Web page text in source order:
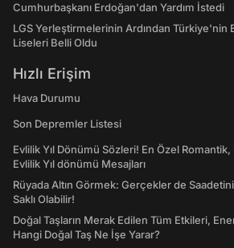
Cumhurbaşkanı Erdoğan'dan Yardım İstedi
LGS Yerleştirmelerinin Ardından Türkiye'nin
Liseleri Belli Oldu
Hızlı Erişim
Hava Durumu
Son Depremler Listesi
Evlilik Yıl Dönümü Sözleri! En Özel
Evlilik Yıl dönümü Mesajları
Rüyada Altın Görmek: Gerçekler de
Saklı Olabilir!
Doğal Taşların Merak Edilen Tüm Etkileri,
Hangi Doğal Taş Ne İşe Yarar?